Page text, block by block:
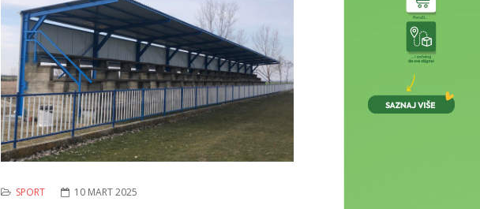
SPORT 10 MART 2025